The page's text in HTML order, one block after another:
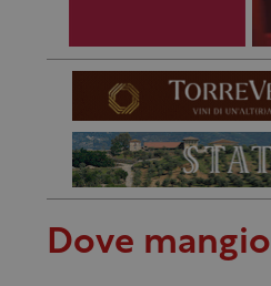
Dove mangio